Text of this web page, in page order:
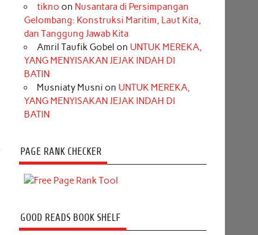
tikno on Nusantara di Persimpangan
Gelombang: Konstruksi Maritim, Laut Kita,
dan Tanggung Jawab Kita
Amril Taufik Gobel on UNTUK MEREKA,
YANG MENYISAKAN JEJAK INDAH DI
BATIN
Musniaty Musni on UNTUK MEREKA,
YANG MENYISAKAN JEJAK INDAH DI
BATIN
PAGE RANK CHECKER
GOOD READS BOOK SHELF